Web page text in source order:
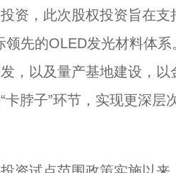
，此次股权投资旨在支
领先的OLED发光材料体
，以及量产基地建设，
脖子”环节，实现更深层